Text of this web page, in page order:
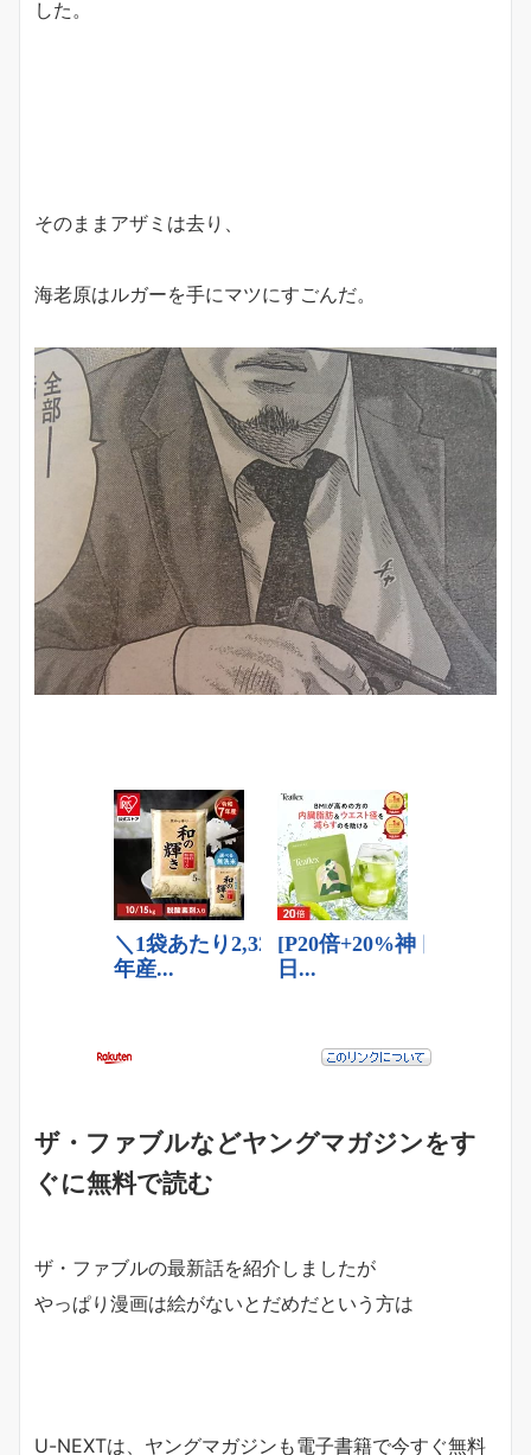
した。
そのままアザミは去り、
海老原はルガーを手にマツにすごんだ。
ザ・ファブルなどヤングマガジンをす
ぐに無料で読む
ザ・ファブルの最新話を紹介しましたが
やっぱり漫画は絵がないとだめだという方は
U-NEXTは、ヤングマガジンも電子書籍で今すぐ無料